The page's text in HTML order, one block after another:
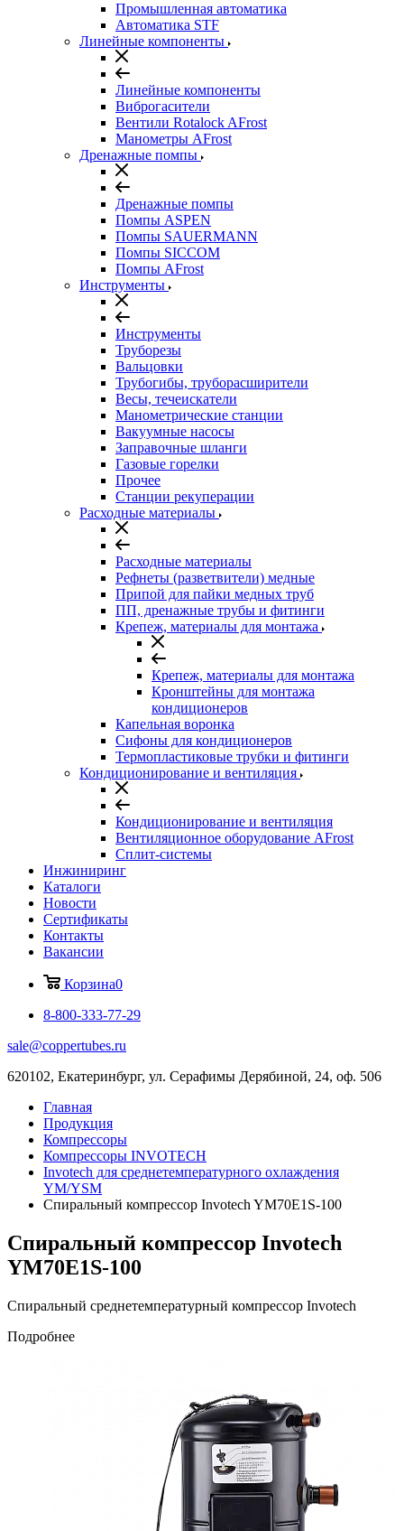
Промышленная автоматика
Автоматика STF
Линейные компоненты
Линейные компоненты
Виброгасители
Вентили Rotalock AFrost
Манометры AFrost
Дренажные помпы
Дренажные помпы
Помпы ASPEN
Помпы SAUERMANN
Помпы SICCOM
Помпы AFrost
Инструменты
Инструменты
Труборезы
Вальцовки
Трубогибы, труборасширители
Весы, течеискатели
Манометрические станции
Вакуумные насосы
Заправочные шланги
Газовые горелки
Прочее
Станции рекуперации
Расходные материалы
Расходные материалы
Рефнеты (разветвители) медные
Припой для пайки медных труб
ПП, дренажные трубы и фитинги
Крепеж, материалы для монтажа
Крепеж, материалы для монтажа
Кронштейны для монтажа
кондиционеров
Капельная воронка
Сифоны для кондиционеров
Термопластиковые трубки и фитинги
Кондиционирование и вентиляция
Кондиционирование и вентиляция
Вентиляционное оборудование AFrost
Сплит-системы
Инжиниринг
Каталоги
Новости
Сертификаты
Контакты
Вакансии
Корзина0
8-800-333-77-29
sale@coppertubes.ru
620102, Екатеринбург, ул. Серафимы Дерябиной, 24, оф. 506
Главная
Продукция
Компрессоры
Компрессоры INVOTECH
Invotech для среднетемпературного охлаждения
YM/YSM
Спиральный компрессор Invotech YM70E1S-100
Спиральный компрессор Invotech
YM70E1S-100
Спиральный среднетемпературный компрессор Invotech
Подробнее